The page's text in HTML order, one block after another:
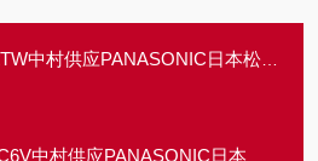
村供应PANASONIC日本松下DW功率继电器
村供应PANASONIC日本松下高爆功率继电器